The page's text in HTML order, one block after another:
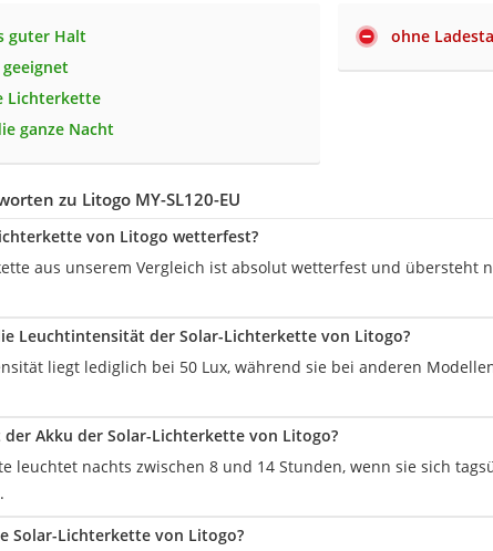
guter Halt
Lichterkette
ganze Nacht
ohne
zu Litogo ‎MY-SL120-EU
von Litogo wetterfest?
aus unserem Vergleich ist absolut wetterfest und übersteht
Leuchtintensität der Solar-Lichterkette von Litogo?
liegt lediglich bei 50 Lux, während sie bei anderen
der Akku der Solar-Lichterkette von Litogo?
leuchtet nachts zwischen 8 und 14 Stunden, wenn sie sich
Solar-Lichterkette von Litogo?